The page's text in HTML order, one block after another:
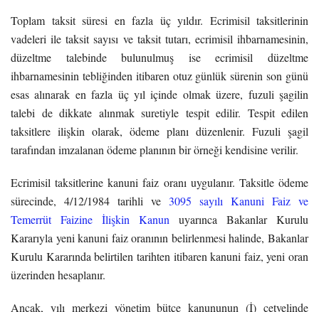
Toplam taksit süresi en fazla üç yıldır. Ecrimisil taksitlerinin
vadeleri ile taksit sayısı ve taksit tutarı, ecrimisil ihbarnamesinin,
düzeltme talebinde bulunulmuş ise ecrimisil düzeltme
ihbarnamesinin tebliğinden itibaren otuz günlük sürenin son günü
esas alınarak en fazla üç yıl içinde olmak üzere, fuzuli şagilin
talebi de dikkate alınmak suretiyle tespit edilir. Tespit edilen
taksitlere ilişkin olarak, ödeme planı düzenlenir. Fuzuli şagil
tarafından imzalanan ödeme planının bir örneği kendisine verilir.
Ecrimisil taksitlerine kanuni faiz oranı uygulanır. Taksitle ödeme
sürecinde, 4/12/1984 tarihli ve 3095 sayılı Kanuni Faiz ve
Temerrüt Faizine İlişkin Kanun uyarınca Bakanlar Kurulu
Kararıyla yeni kanuni faiz oranının belirlenmesi halinde, Bakanlar
Kurulu Kararında belirtilen tarihten itibaren kanuni faiz, yeni oran
üzerinden hesaplanır.
Ancak, yılı merkezi yönetim bütçe kanununun (İ) cetvelinde